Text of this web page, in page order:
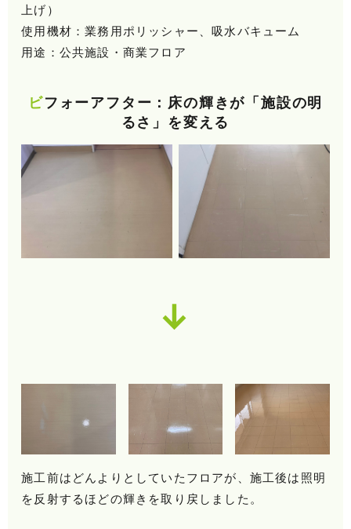
上げ）
使用機材：業務用ポリッシャー、吸水バキューム
用途：公共施設・商業フロア
ビフォーアフター：床の輝きが「施設の明
るさ」を変える
↓
施工前はどんよりとしていたフロアが、施工後は照明
を反射するほどの輝きを取り戻しました。